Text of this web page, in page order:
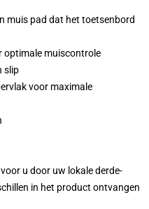
muis pad dat het toetsenbord
optimale muiscontrole
slip
voor maximale
u door uw lokale derde-
in het product ontvangen